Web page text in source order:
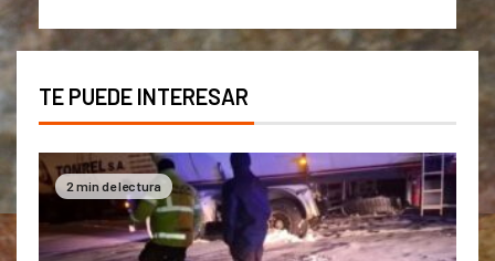
TE PUEDE INTERESAR
2 min de lectura